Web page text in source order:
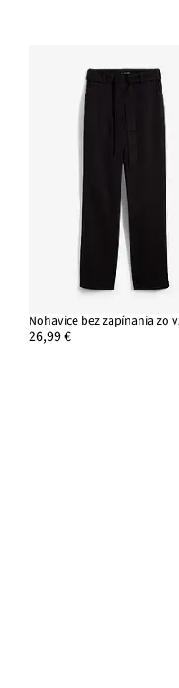
26,99 €